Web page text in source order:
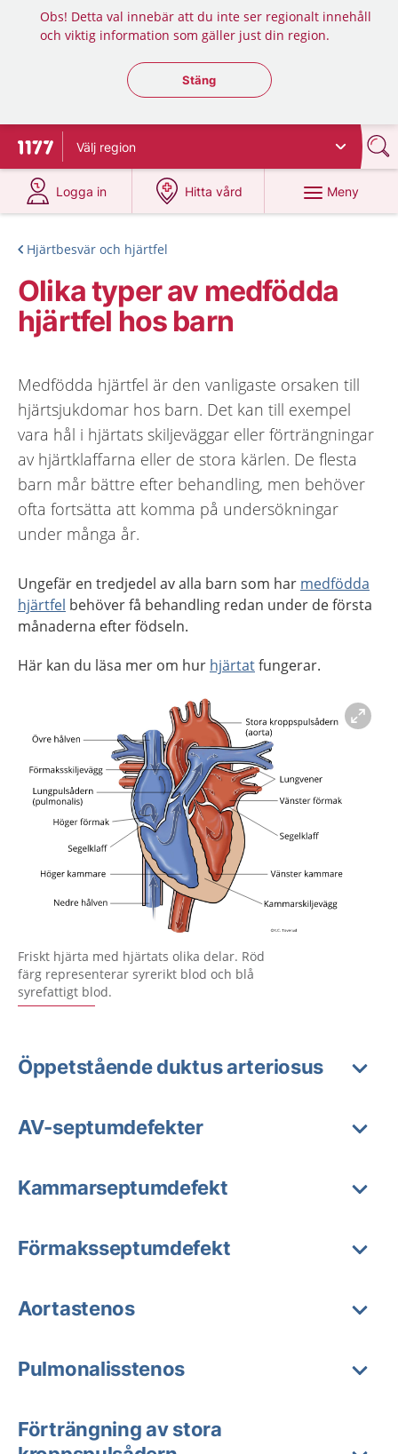
Obs! Detta val innebär att du inte ser regionalt innehåll
och viktig information som gäller just din region.
Stäng regionsväljaren
Stäng
Till startsidan för 1177
Välj region
Logga in
på 1177.se
Hitta vård
på 1177.se
Meny
Hjärtbesvär och hjärtfel
Olika typer av medfödda
hjärtfel hos barn
Medfödda hjärtfel är den vanligaste orsaken till
hjärtsjukdomar hos barn. Det kan till exempel
vara hål i hjärtats skiljeväggar eller förträngningar
av hjärtklaffarna eller de stora kärlen. De flesta
barn mår bättre efter behandling, men behöver
ofta fortsätta att komma på undersökningar
under många år.
Ungefär en tredjedel av alla barn som har medfödda
hjärtfel behöver få behandling redan under de första
månaderna efter födseln.
Här kan du läsa mer om hur hjärtatfungerar.
Förstora bilden
Friskt hjärta med hjärtats olika delar. Röd
färg representerar syrerikt blod och blå
syrefattigt blod.
Öppetstående duktus arteriosus
AV-septumdefekter
Kammarseptumdefekt
Förmaksseptumdefekt
Aortastenos
Pulmonalisstenos
Förträngning av stora